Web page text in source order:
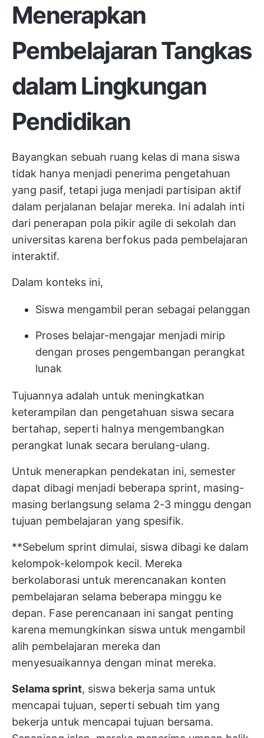
Menerapkan
Pembelajaran Tangkas
dalam Lingkungan
Pendidikan
Bayangkan sebuah ruang kelas di mana siswa
tidak hanya menjadi penerima pengetahuan
yang pasif, tetapi juga menjadi partisipan aktif
dalam perjalanan belajar mereka. Ini adalah inti
dari penerapan pola pikir agile di sekolah dan
universitas karena berfokus pada pembelajaran
interaktif.
Dalam konteks ini,
Siswa mengambil peran sebagai pelanggan
Proses belajar-mengajar menjadi mirip
dengan proses pengembangan perangkat
lunak
Tujuannya adalah untuk meningkatkan
keterampilan dan pengetahuan siswa secara
bertahap, seperti halnya mengembangkan
perangkat lunak secara berulang-ulang.
Untuk menerapkan pendekatan ini, semester
dapat dibagi menjadi beberapa sprint, masing-
masing berlangsung selama 2-3 minggu dengan
tujuan pembelajaran yang spesifik.
**Sebelum sprint dimulai, siswa dibagi ke dalam
kelompok-kelompok kecil. Mereka
berkolaborasi untuk merencanakan konten
pembelajaran selama beberapa minggu ke
depan. Fase perencanaan ini sangat penting
karena memungkinkan siswa untuk mengambil
alih pembelajaran mereka dan
menyesuaikannya dengan minat mereka.
Selama sprint, siswa bekerja sama untuk
mencapai tujuan, seperti sebuah tim yang
bekerja untuk mencapai tujuan bersama.